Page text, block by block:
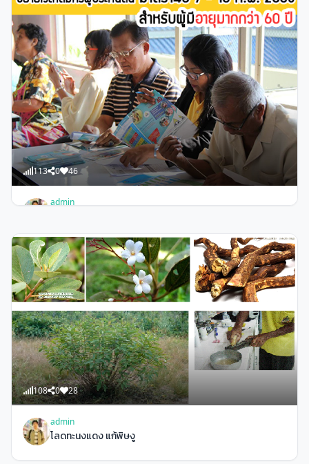
113 0 46
admin
108 0 28
admin
โลดทะนงแดง แก้พิษงู